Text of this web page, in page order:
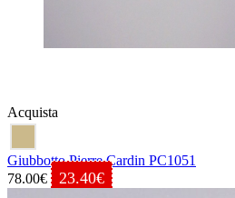
Acquista
Giubbotto Pierre Cardin PC1051
78.00€
23.40€